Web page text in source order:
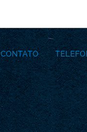
CONTATO